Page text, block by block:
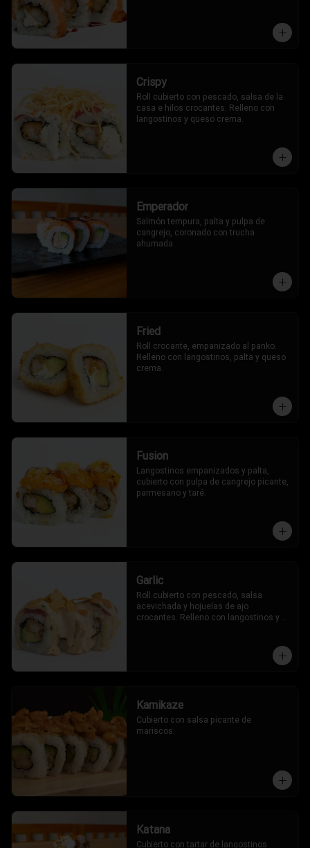
Crispy
Roll cubierto con pescado, salsa de la
casa e hilos crocantes. Relleno con
langostinos y queso crema.
Emperador
Salmón tempura, palta y pulpa de
cangrejo, coronado con trucha
ahumada.
Fried
Roll crocante, empanizado al panko.
Relleno con langostinos, palta y queso
crema.
Fusion
Langostinos empanizados y palta,
cubierto con pulpa de cangrejo picante,
parmesano y taré.
Garlic
Roll cubierto con pescado, salsa
acevichada y hojuelas de ajo
crocantes. Relleno con langostinos y
Kamikaze
Cubierto con salsa picante de
mariscos.
Katana
Cubierto con tartar de langostinos